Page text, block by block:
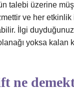
talebi üzerine
ve her etkinlik
İlgi
yoksa kalan
ne